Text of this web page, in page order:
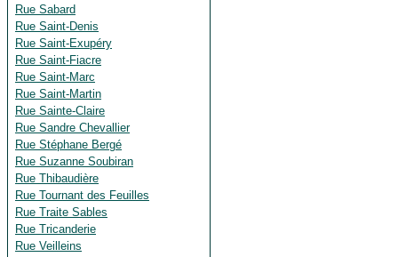
Rue Sabard
Rue Saint-Denis
Rue Saint-Exupéry
Rue Saint-Fiacre
Rue Saint-Marc
Rue Saint-Martin
Rue Sainte-Claire
Rue Sandre Chevallier
Rue Stéphane Bergé
Rue Suzanne Soubiran
Rue Thibaudière
Rue Tournant des Feuilles
Rue Traite Sables
Rue Tricanderie
Rue Veilleins